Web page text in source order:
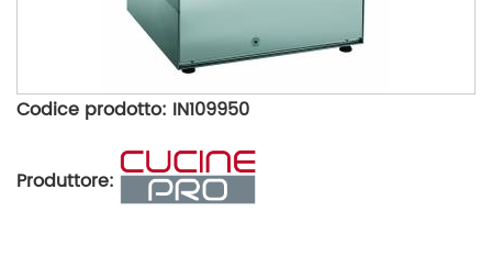
Codice prodotto: IN109950
Produttore: